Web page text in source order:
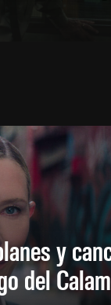
y
del